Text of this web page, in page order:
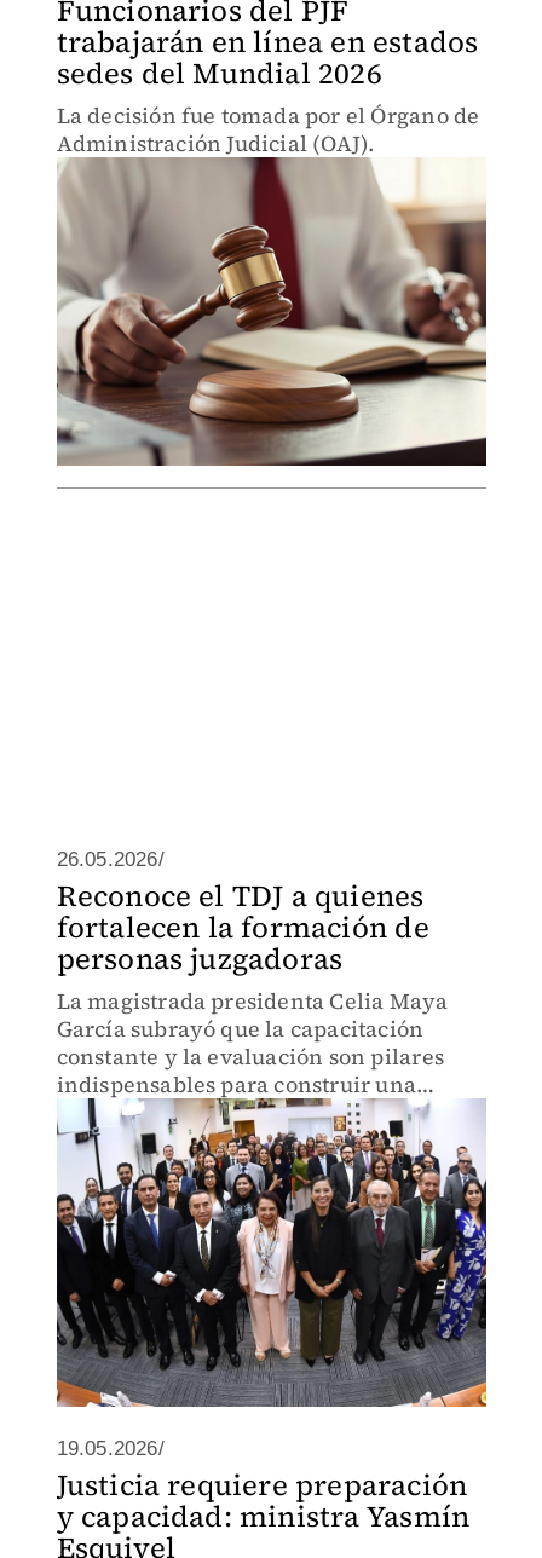
Funcionarios del PJF
trabajarán en línea en estados
sedes del Mundial 2026
La decisión fue tomada por el Órgano de
Administración Judicial (OAJ).
26.05.2026/
Reconoce el TDJ a quienes
fortalecen la formación de
personas juzgadoras
La magistrada presidenta Celia Maya
García subrayó que la capacitación
constante y la evaluación son pilares
indispensables para construir una
justicia a la altura de la exigencia
ciudadana.
19.05.2026/
Justicia requiere preparación
y capacidad: ministra Yasmín
Esquivel